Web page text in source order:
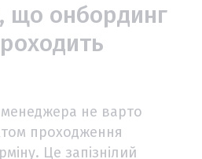
що онбординг
не варто
проходження
Це запізнілий